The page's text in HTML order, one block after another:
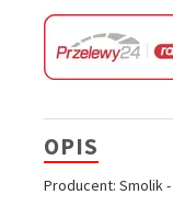
OPIS
Producent: Smolik -